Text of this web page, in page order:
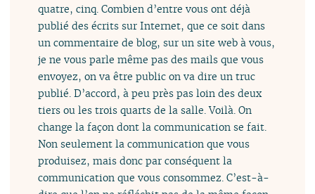
quatre, cinq. Combien d’entre vous ont déjà
publié des écrits sur Internet, que ce soit dans
un commentaire de blog, sur un site web à vous,
je ne vous parle même pas des mails que vous
envoyez, on va être public on va dire un truc
publié. D’accord, à peu près pas loin des deux
tiers ou les trois quarts de la salle. Voilà. On
change la façon dont la communication se fait.
Non seulement la communication que vous
produisez, mais donc par conséquent la
communication que vous consommez. C’est-à-